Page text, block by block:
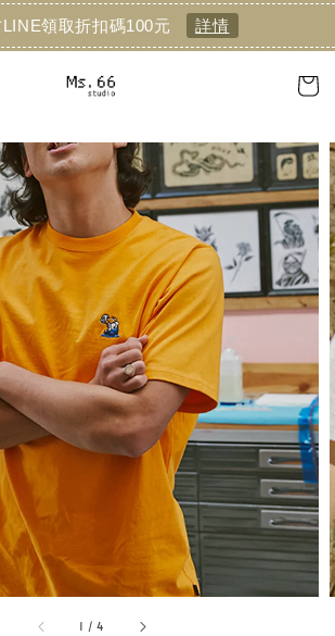
領取折扣碼100元 詳情
1 /4